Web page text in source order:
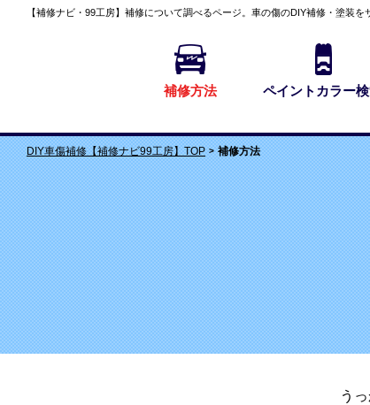
【補修ナビ・99工房】 補修について調べるページ。車の傷のDIY補修・塗装を
補修方法 ペイントカラー
DIY車傷補修【補修ナビ99工房】TOP 補修方法
う